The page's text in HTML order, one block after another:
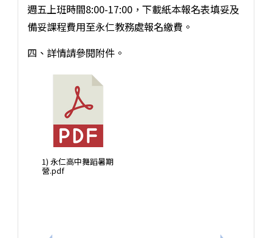
週五上班時間8:00-17:00，下載紙本報名表填妥及
備妥課程費用至永仁教務處報名繳費。
四、詳情請參閱附件。
1) 永仁高中舞蹈暑期
營.pdf